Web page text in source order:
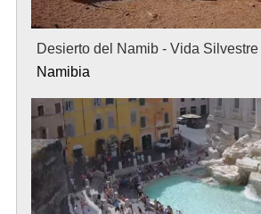
Desierto del Namib - Vida Silvestre
Namibia